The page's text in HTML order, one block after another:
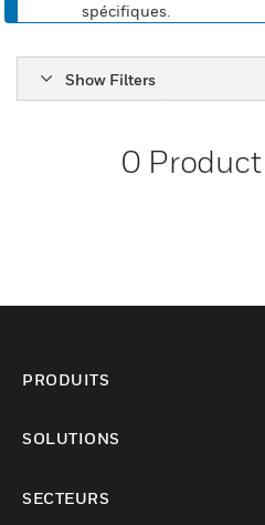
spécifiques.
Show Filters
0
PRODUITS
SOLUTIONS
SECTEURS